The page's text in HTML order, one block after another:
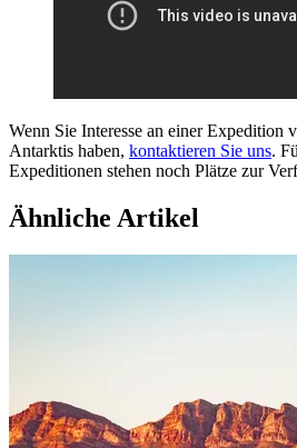
Wenn Sie Interesse an einer Expedition
Antarktis haben, kontaktieren Sie uns.
Expeditionen stehen noch Plätze zur
Ähnliche Artikel